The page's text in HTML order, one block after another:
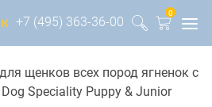
+7 (495) 363-36-00
0
щенков всех пород ягненок с
Speciality Puppy & Junior